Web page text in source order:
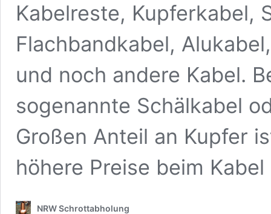
Kabelreste, Kupferkabel,
Flachbandkabel,
und noch andere Kabel.
sogenannte Schälkabel
Großen Anteil an Kupfer
höhere Preise beim
NRW Schrottabholung